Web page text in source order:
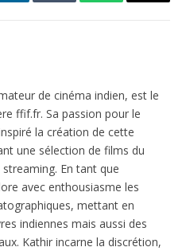
de cinéma indien, est le
ffif.fr. Sa passion pour le
la création de cette
une sélection de films du
En tant que
avec enthousiasme les
mettant en
indiennes mais aussi des
Kathir incarne la discrétion,